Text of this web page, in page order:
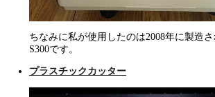
ちなみに私が使用したのは2008年に製造
S300です。
プラスチックカッター